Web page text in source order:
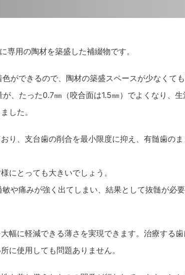
用の陶材を築盛した補綴物です。
ができるので、陶材の築盛スペースが少なくても
、たった0.7㎜（咬合面は1.5㎜）でよくなり、
した。
り、支台歯の削合を最小限度に抑え、有髄歯の
にとっても大きいでしょう。
や痛みが強く出てしまい、結果として抜髄が必
幅に軽減できる薄さを実現できます。治療する
に使用しても問題ありません。